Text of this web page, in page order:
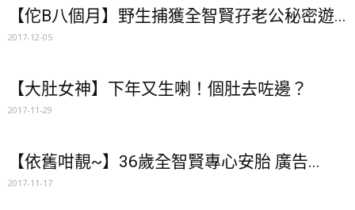
【佗B八個月】野生捕獲全智賢孖老公秘密遊...
2017-12-05
【大肚女神】下年又生喇！個肚去咗邊？
2017-11-29
【依舊咁靚~】36歲全智賢專心安胎 廣告...
2017-11-17